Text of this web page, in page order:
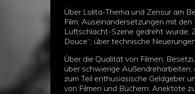
Über Lolita-Thema und Zensur am
Film; Auseinandersetzungen mit
Luftschlacht-Szene gedreht wurde;
Douce“; über technische
Über die Qualität von Filmen;
über schwierige Außendreharbeiten;
zum Teil enthusiasische Geldgeber
von Filmen und Büchern; Anektote